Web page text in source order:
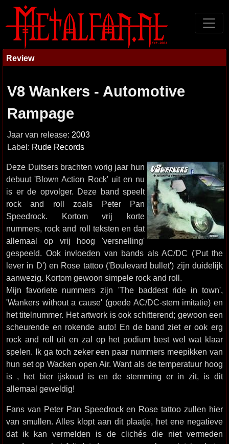
Review
V8 Wankers - Automotive
Rampage
Jaar van release: 2003
Label: Rude Records
Deze Duitsers brachten vorig jaar hun
debuut 'Blown Action Rock' uit en nu
is er de opvolger. Deze band speelt
rock and roll zoals Peter Pan
Speedrock. Kortom vrij korte
nummers, rock and roll teksten en dat
allemaal op vrij hoog 'versnelling'
gespeeld. Ook invloeden van bands als AC/DC ('Put the
lever in D') en Rose tattoo ('Boulevard bullet') zijn duidelijk
aanwezig. Kortom gewoon simpele rock and roll.
Mijn favoriete nummers zijn 'The baddest ride in town',
'Wankers without a cause' (goede AC/DC-stem imitatie) en
het titelnummer. Het artwork is ook schitterend; gewoon een
scheurende en rokende auto! En de band ziet er ook erg
rock and roll uit en zal op het podium best wel wat klaar
spelen. Ik ga toch zeker een paar nummers meepikken van
hun set op Wacken open Air. Want als de temperatuur hoog
is , het bier ijskoud is en de stemming er in zit, is dit
allemaal geweldig!
Fans van Peter Pan Speedrock en Rose tattoo zullen hier
van smullen. Alles klopt aan dit plaatje, het ene negatieve
dat ik kan vermelden is de clichés die niet vermeden